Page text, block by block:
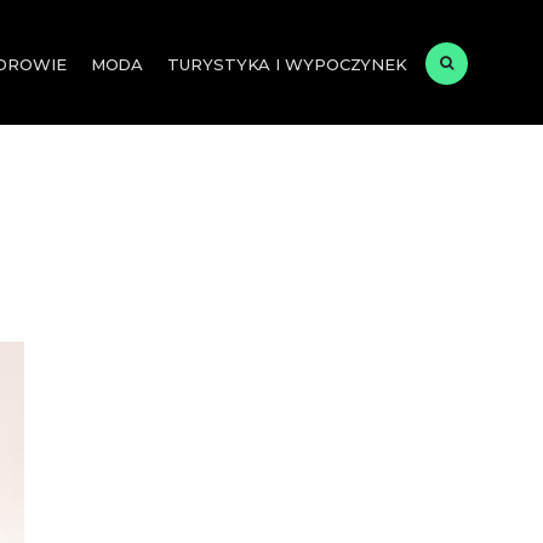
MODA TURYSTYKA I WYPOCZYNEK